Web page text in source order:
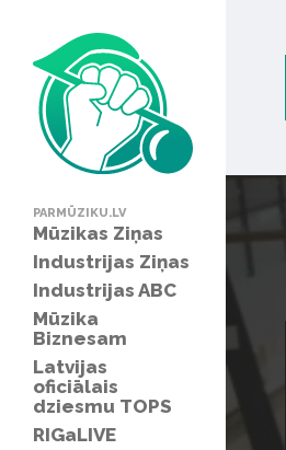
PARMŪZIKU.LV
Mūzikas Ziņas
Industrijas Ziņas
Industrijas ABC
Mūzika
Biznesam
Latvijas
oficiālais
dziesmu TOPS
RIGaLIVE